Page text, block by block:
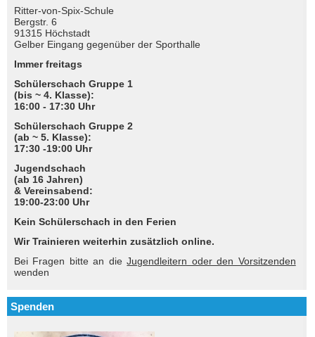
Ritter-von-Spix-Schule
Bergstr. 6
91315 Höchstadt
Gelber Eingang gegenüber der Sporthalle
Immer freitags
Schülerschach Gruppe 1
(bis ~ 4. Klasse):
16:00 - 17:30 Uhr
Schülerschach Gruppe 2
(ab ~ 5. Klasse):
17:30 -19:00 Uhr
Jugendschach
(ab 16 Jahren)
& Vereinsabend:
19:00-23:00 Uhr
Kein Schülerschach in den Ferien
Wir Trainieren weiterhin zusätzlich online.
Bei Fragen bitte an dieJugendleitern oder den Vorsitzenden
wenden
Spenden